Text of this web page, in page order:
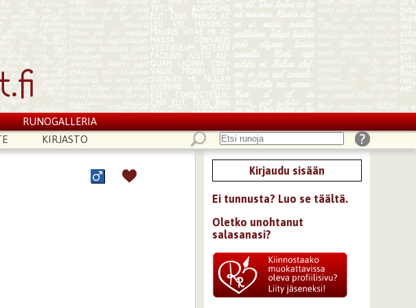
RUNOGALLERIA
KIRJASTO
Kirjaudu sisään
Ei tunnusta? Luo se täältä.
Oletko unohtanut
salasanasi?